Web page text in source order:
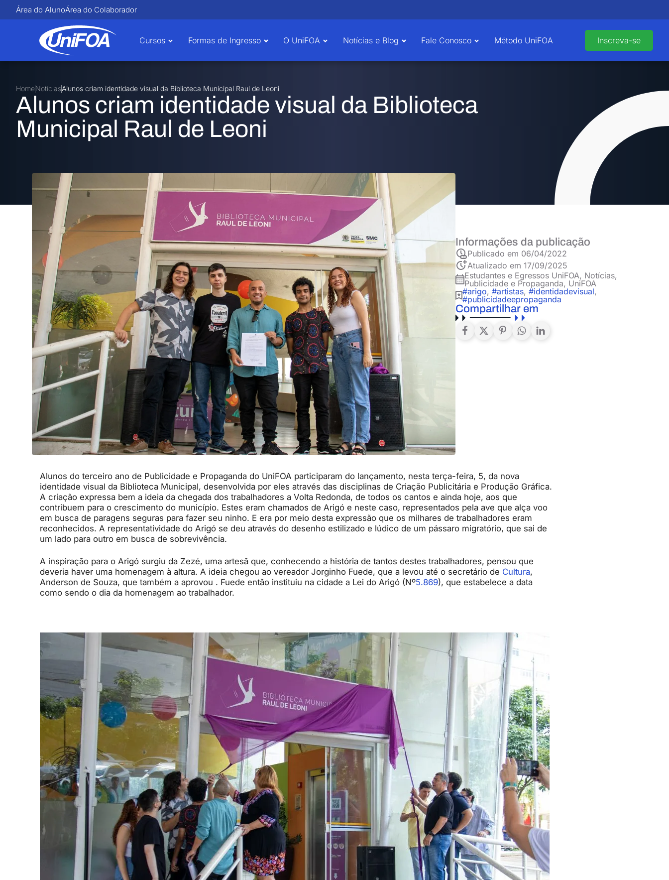
Área do AlunoÁrea do Colaborador
Cursos Formas de Ingresso O UniFOA Notícias e Blog Fale Conosco Método UniFOA Inscreva-se
HomeNotíciasAlunos criam identidade visual da Biblioteca Municipal Raul de Leoni
Alunos criam identidade visual da Biblioteca
Municipal Raul de Leoni
Alunos do terceiro ano de Publicidade e Propaganda do UniFOA participaram do lançamento, nesta terça-feira, 5, da nova
identidade visual da Biblioteca Municipal, desenvolvida por eles através das disciplinas de Criação Publicitária e Produção Gráfica.
A criação expressa bem a ideia da chegada dos trabalhadores a Volta Redonda, de todos os cantos e ainda hoje, aos que
contribuem para o crescimento do município. Estes eram chamados de Arigó e neste caso, representados pela ave que alça voo
em busca de paragens seguras para fazer seu ninho. E era por meio desta expressão que os milhares de trabalhadores eram
reconhecidos. A representatividade do Arigó se deu através do desenho estilizado e lúdico de um pássaro migratório, que sai de
um lado para outro em busca de sobrevivência.
A inspiração para o Arigó surgiu da Zezé, uma artesã que, conhecendo a história de tantos destes trabalhadores, pensou que
deveria haver uma homenagem à altura. A ideia chegou ao vereador Jorginho Fuede, que a levou até o secretário de Cultura,
Anderson de Souza, que também a aprovou . Fuede então instituiu na cidade a Lei do Arigó (Nº5.869), que estabelece a data
como sendo o dia da homenagem ao trabalhador.
Informações da publicação
Publicado em 06/04/2022
Atualizado em 17/09/2025
Estudantes e Egressos UniFOA, Notícias,
Publicidade e Propaganda, UniFOA
#arigo,#artistas,#identidadevisual,
#publicidadeepropaganda
Compartilhar em